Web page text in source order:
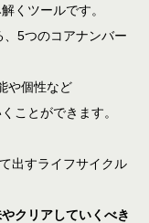
くツールです。
5つのコアナンバー
や個性など
ことができます。
出すライフサイクル
クリアしていくべき